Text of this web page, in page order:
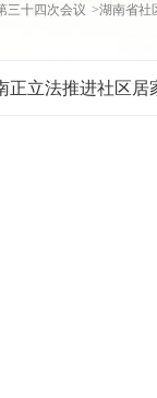
三十四次会议 >湖南省社
正立法推进社区居